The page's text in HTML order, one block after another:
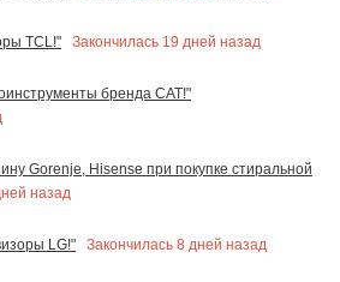
TCL!"
Закончилась 19 дней назад
бренда CAT!"
Gorenje, Hisense при покупке стиральной
назад
LG!"
Закончилась 8 дней назад